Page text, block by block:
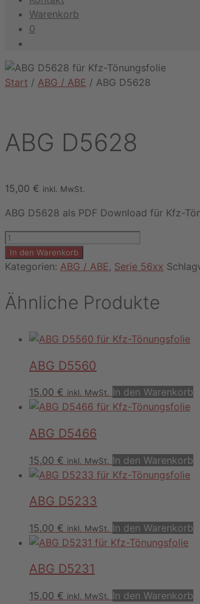
Warenkorb
0
Start / ABG / ABE / ABG D5628
ABG D5628
15,00 € inkl. MwSt.
ABG D5628 als PDF Download für Kfz-
ABG
D5628
Menge
In den Warenkorb
Kategorien: ABG / ABE, Serie 56xx
Ähnliche Produkte
ABG D5560
15,00 € inkl. MwSt. In den Warenkorb
ABG D5466
15,00 € inkl. MwSt. In den Warenkorb
ABG D5233
15,00 € inkl. MwSt. In den Warenkorb
ABG D5231
15,00 € inkl. MwSt. In den Warenkorb